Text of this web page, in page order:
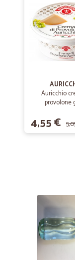
Auricchio
provolone
4,55 €